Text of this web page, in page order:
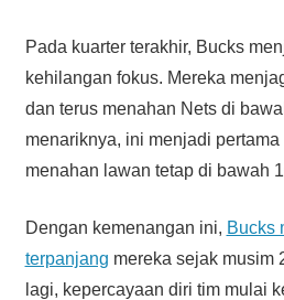
Pada kuarter terakhir, Bucks
kehilangan fokus. Mereka
dan terus menahan Nets di
menariknya, ini menjadi
menahan lawan tetap di bawah
Dengan kemenangan ini, Bucks
terpanjang mereka sejak musim
lagi, kepercayaan diri tim mulai